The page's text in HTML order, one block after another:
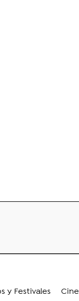
y Festivales Cine